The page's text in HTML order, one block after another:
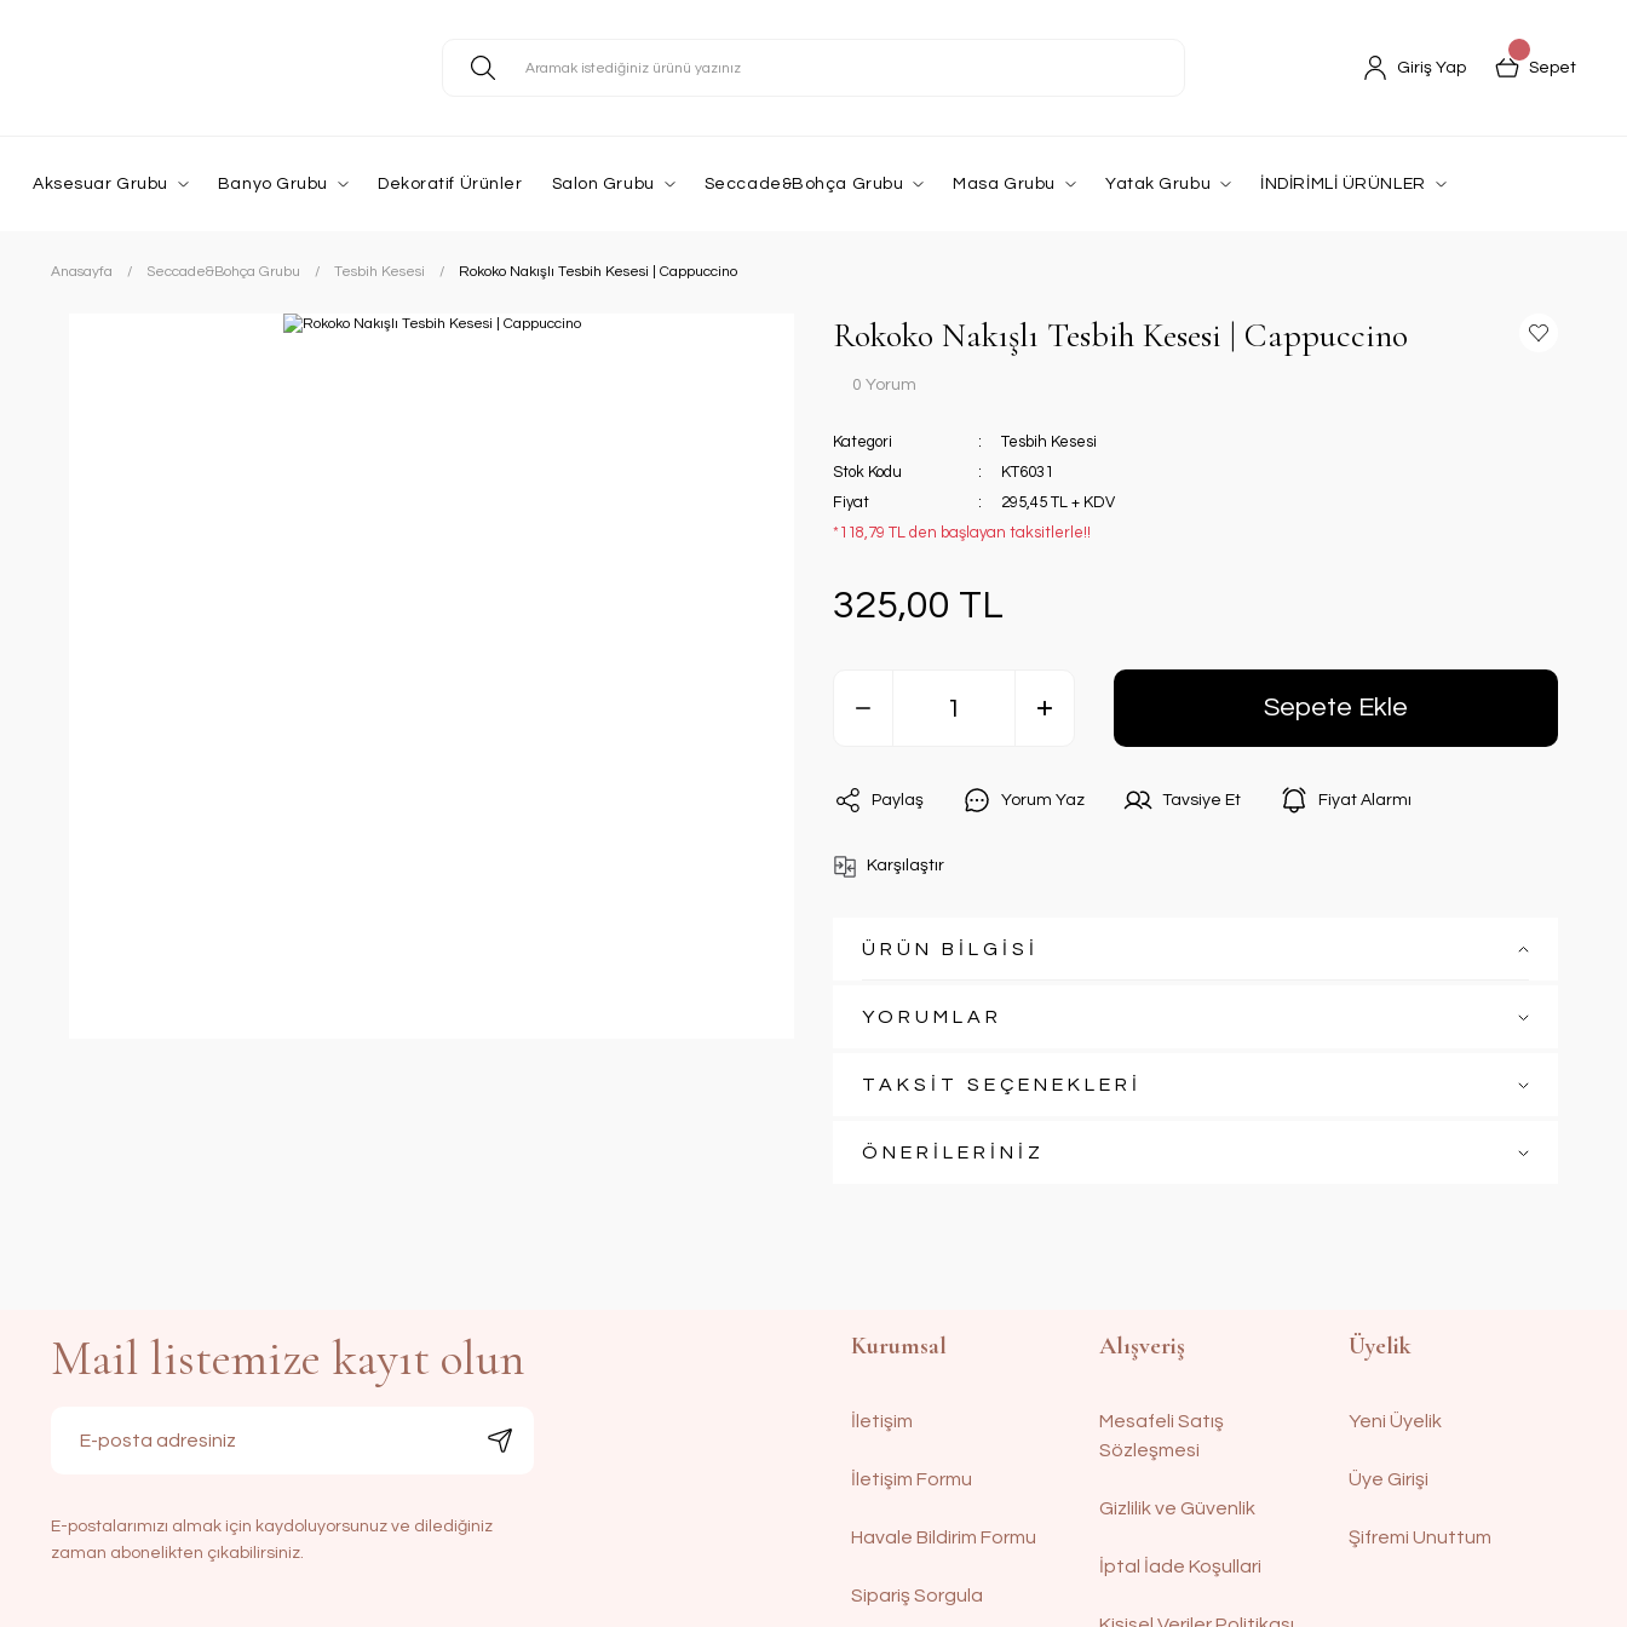
Giriş Yap Sepet
Aksesuar Grubu Banyo Grubu Dekoratif Ürünler Salon Grubu Seccade&Bohça Grubu Masa Grubu Yatak Grubu İNDİRİMLİ ÜRÜNLER
Anasayfa Seccade&Bohça Grubu Tesbih Kesesi Rokoko Nakışlı Tesbih Kesesi | Cappuccino
Rokoko Nakışlı Tesbih Kesesi | Cappuccino
0 Yorum
Kategori
Tesbih Kesesi
Stok Kodu
KT6031
Fiyat
295,45 TL + KDV
*118,79 TL den başlayan taksitlerle!!
325,00 TL
Sepete Ekle
Paylaş Yorum Yaz Tavsiye Et Fiyat Alarmı
Karşılaştır
ÜRÜN BİLGİSİ
YORUMLAR
TAKSİT SEÇENEKLERİ
ÖNERİLERİNİZ
Mail listemize kayıt olun
E-postalarımızı almak için kaydoluyorsunuz ve dilediğiniz
zaman abonelikten çıkabilirsiniz.
Kurumsal
İletişim
İletişim Formu
Havale Bildirim Formu
Sipariş Sorgula
Alışveriş
Mesafeli Satış
Sözleşmesi
Gizlilik ve Güvenlik
İptal İade Koşullari
Üyelik
Yeni Üyelik
Üye Girişi
Şifremi Unuttum